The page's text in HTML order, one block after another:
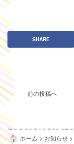
SHARE
前の投稿へ
ホーム > お知らせ >